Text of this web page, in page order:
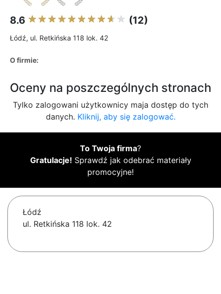
8.6 (12)
Łódź, ul. Retkińska 118 lok. 42
O firmie:
Oceny na poszczególnych stronach
Tylko zalogowani użytkownicy maja dostęp do tych
danych. Kliknij, aby się zalogować.
To Twoja firma?
Gratulacje! Sprawdź jak odebrać materiały
promocyjne!
Łódź
ul. Retkińska 118 lok. 42